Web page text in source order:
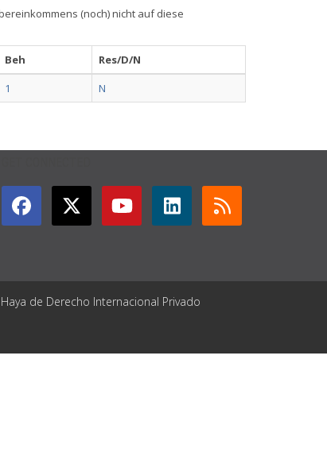
(noch) nicht auf diese
Beh
Res/D/N
1 N
de Derecho Internacional Privado